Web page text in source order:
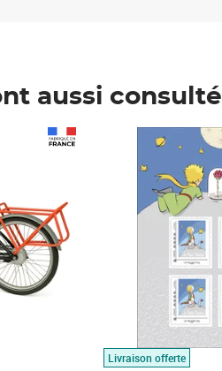
aussi consulté
Livraison offerte
Prix 7,50€